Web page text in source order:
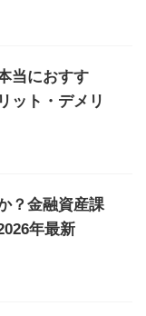
当におすす
ット・デメリ
？金融資産課
年最新